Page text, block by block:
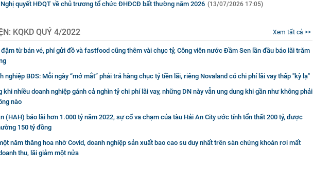
Nghị quyết HĐQT về chủ trương tổ chức ĐHĐCĐ bất thường năm 2026 (13/07/2026 17:05)
KQKD QUÝ 4/2022 Xem tất cả >>
đậm từ bán vé, phí gửi đồ và fastfood cũng thêm vài chục tỷ, Công viên nước Đầm Sen lần đầu báo lãi trăm
nghiệp BĐS: Mỗi ngày “mở mắt” phải trả hàng chục tỷ tiền lãi, riêng Novaland có chi phí lãi vay thấp "kỳ lạ"
khi nhiều doanh nghiệp gánh cả nghìn tỷ chi phí lãi vay, những DN này vẫn ung dung khi gần như không phải
nào
(HAH) báo lãi hơn 1.000 tỷ năm 2022, sự cố va chạm của tàu Hải An City ước tính tổn thất 200 tỷ, được
150 tỷ đồng
năm thăng hoa nhờ Covid, doanh nghiệp sản xuất bao cao su duy nhất trên sàn chứng khoán rơi mất
thu, lãi giảm một nửa